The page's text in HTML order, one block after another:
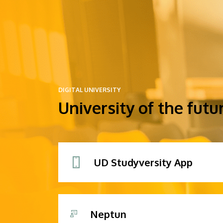
DIGITAL UNIVERSITY
University of the
UD Studyversity App
Neptun